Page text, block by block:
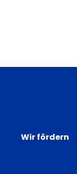
Wir fördern